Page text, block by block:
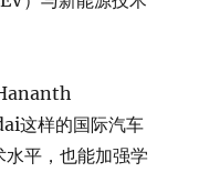
这样的国际汽车
平，也能加强学